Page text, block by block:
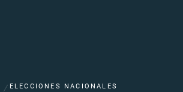
ELECCIONES NACIONALES